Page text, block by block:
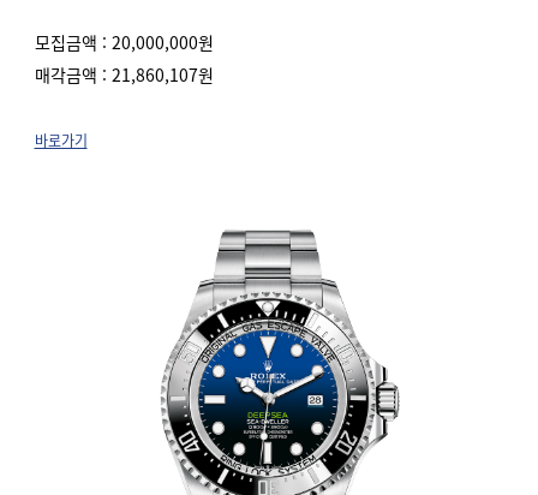
모집금액 : 20,000,000원
매각금액 : 21,860,107원
바로가기